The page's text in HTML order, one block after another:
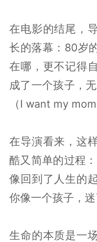
在电影的结尾，
长的落幕：80岁
在哪，更不记得
成了一个孩子，
（I want my
在导演看来，这
酷又简单的过程
像回到了人生的
你像一个孩子，迷
生命的本质是一